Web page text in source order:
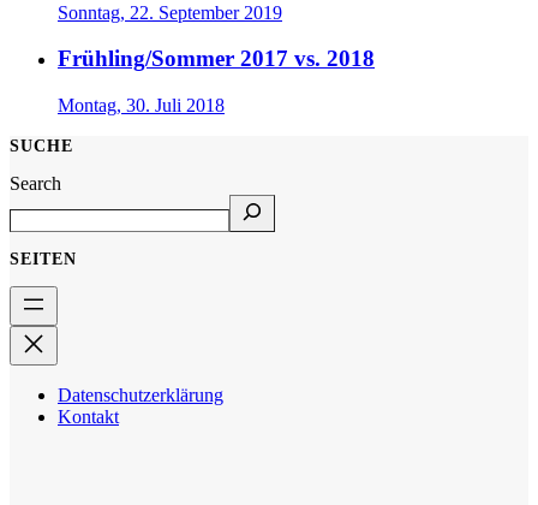
Sonntag, 22. September 2019
Frühling/Sommer 2017 vs. 2018
Montag, 30. Juli 2018
SUCHE
Search
SEITEN
Datenschutzerklärung
Kontakt